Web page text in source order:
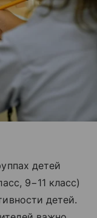
детей
9−11 класс)
детей.